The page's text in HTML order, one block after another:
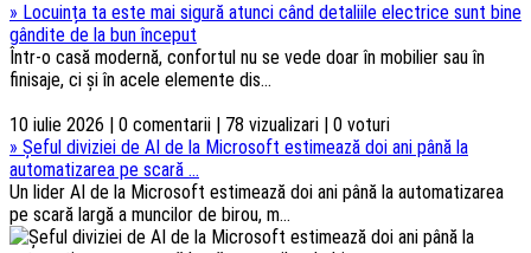
» Locuința ta este mai sigură atunci când detaliile electrice sunt bine
gândite de la bun început
Într-o casă modernă, confortul nu se vede doar în mobilier sau în
finisaje, ci și în acele elemente dis...
10 iulie 2026 | 0 comentarii | 78 vizualizari | 0 voturi
» Șeful diviziei de AI de la Microsoft estimează doi ani până la
automatizarea pe scară ...
Un lider AI de la Microsoft estimează doi ani până la automatizarea
pe scară largă a muncilor de birou, m...